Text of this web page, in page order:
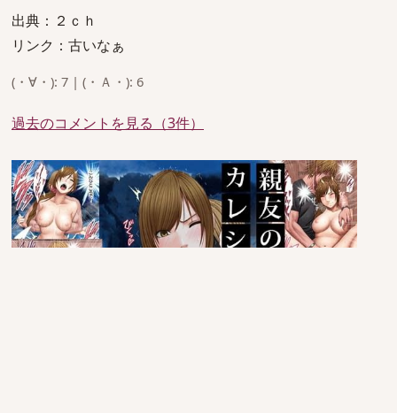
出典：２ｃｈ
リンク：古いなぁ
(・∀・): 7 | (・Ａ・): 6
過去のコメントを見る（3件）